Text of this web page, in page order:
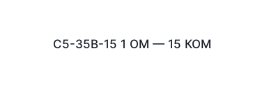
С5-35В-15 1 ОМ — 15 КОМ